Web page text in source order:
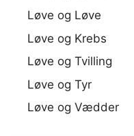
Løve og Løve
Løve og Krebs
Løve og Tvilling
Løve og Tyr
Løve og Vædder